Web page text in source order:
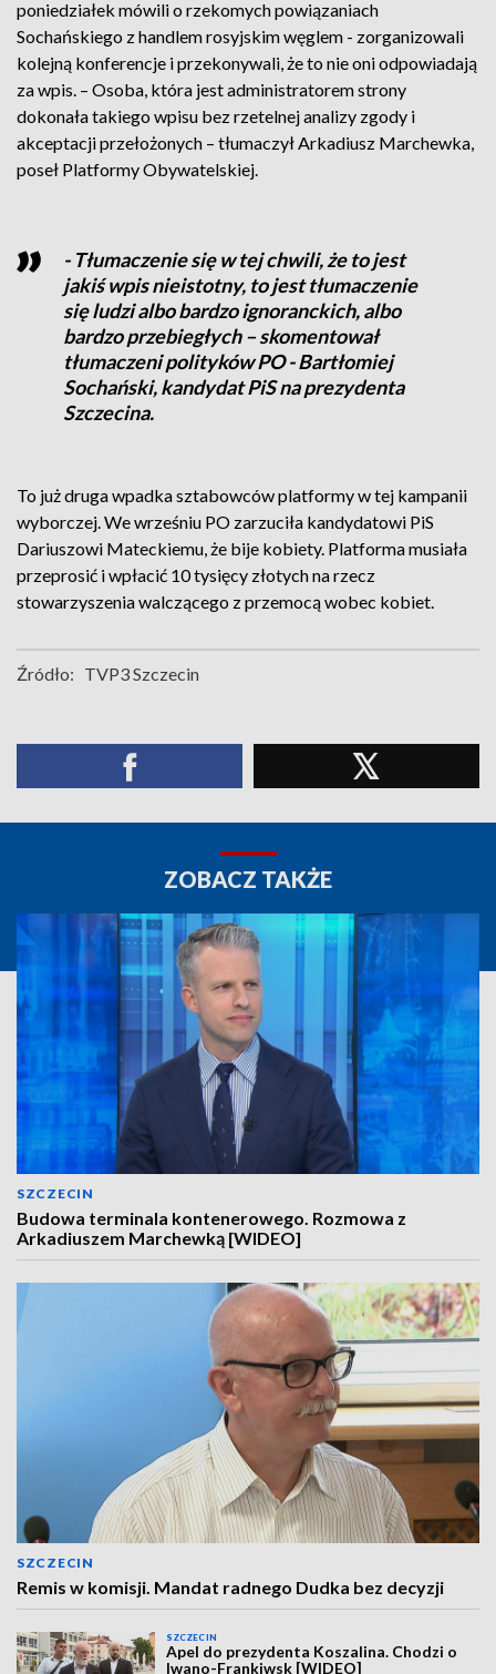
poniedziałek mówili o rzekomych powiązaniach
Sochańskiego z handlem rosyjskim węglem - zorganizowali
kolejną konferencje i przekonywali, że to nie oni odpowiadają
za wpis. – Osoba, która jest administratorem strony
dokonała takiego wpisu bez rzetelnej analizy zgody i
akceptacji przełożonych – tłumaczył Arkadiusz Marchewka,
poseł Platformy Obywatelskiej.
- Tłumaczenie się w tej chwili, że to jest
jakiś wpis nieistotny, to jest tłumaczenie
się ludzi albo bardzo ignoranckich, albo
bardzo przebiegłych – skomentował
tłumaczeni polityków PO - Bartłomiej
Sochański, kandydat PiS na prezydenta
Szczecina.
To już druga wpadka sztabowców platformy w tej kampanii
wyborczej. We wrześniu PO zarzuciła kandydatowi PiS
Dariuszowi Mateckiemu, że bije kobiety. Platforma musiała
przeprosić i wpłacić 10 tysięcy złotych na rzecz
stowarzyszenia walczącego z przemocą wobec kobiet.
Źródło: TVP3 Szczecin
ZOBACZ TAKŻE
SZCZECIN
Budowa terminala kontenerowego. Rozmowa z
Arkadiuszem Marchewką [WIDEO]
SZCZECIN
Remis w komisji. Mandat radnego Dudka bez decyzji
SZCZECIN
Apel do prezydenta Koszalina. Chodzi o
Iwano-Frankiwsk [WIDEO]